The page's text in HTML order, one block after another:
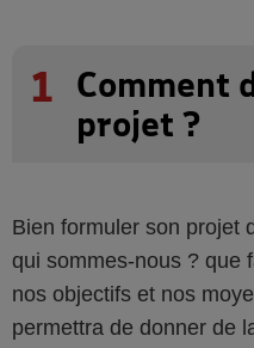
1
Comment
projet ?
Bien formuler son projet
qui sommes-nous ? que
nos objectifs et nos
permettra de donner de